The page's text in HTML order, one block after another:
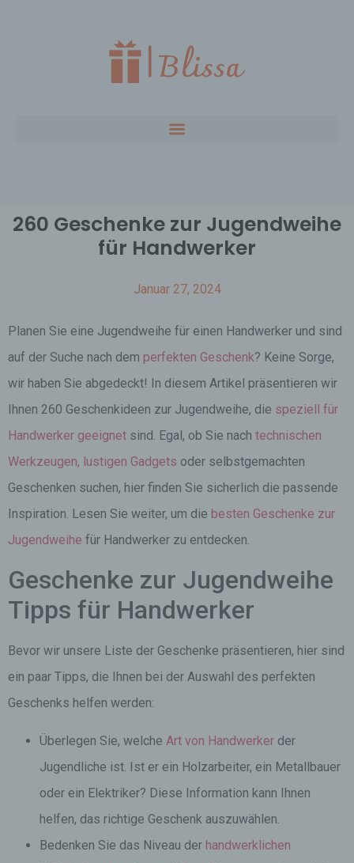
260 Geschenke zur Jugendweihe
für Handwerker
Januar 27, 2024
Planen Sie eine Jugendweihe für einen Handwerker und sind
auf der Suche nach dem perfekten Geschenk? Keine Sorge,
wir haben Sie abgedeckt! In diesem Artikel präsentieren wir
Ihnen 260 Geschenkideen zur Jugendweihe, die speziell für
Handwerker geeignet sind. Egal, ob Sie nach technischen
Werkzeugen, lustigen Gadgets oder selbstgemachten
Geschenken suchen, hier finden Sie sicherlich die passende
Inspiration. Lesen Sie weiter, um die besten Geschenke zur
Jugendweihe für Handwerker zu entdecken.
Geschenke zur Jugendweihe
Tipps für Handwerker
Bevor wir unsere Liste der Geschenke präsentieren, hier sind
ein paar Tipps, die Ihnen bei der Auswahl des perfekten
Geschenks helfen werden:
Überlegen Sie, welche Art von Handwerker der
Jugendliche ist. Ist er ein Holzarbeiter, ein Metallbauer
oder ein Elektriker? Diese Information kann Ihnen
helfen, das richtige Geschenk auszuwählen.
Bedenken Sie das Niveau der handwerklichen